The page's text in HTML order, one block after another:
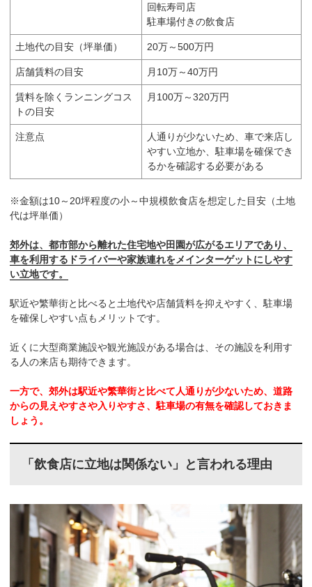
回転寿司店
駐車場付きの飲食店
土地代の目安（坪単価） 20万～500万円
店舗賃料の目安 月10万～40万円
賃料を除くランニングコス
トの目安
月100万～320万円
注意点
人通りが少ないため、車で来店し
やすい立地か、駐車場を確保でき
るかを確認する必要がある
※金額は10～20坪程度の小～中規模飲食店を想定した目安（土地
代は坪単価）
郊外は、都市部から離れた住宅地や田園が広がるエリアであり、
車を利用するドライバーや家族連れをメインターゲットにしやす
い立地です。
駅近や繁華街と比べると土地代や店舗賃料を抑えやすく、駐車場
を確保しやすい点もメリットです。
近くに大型商業施設や観光施設がある場合は、その施設を利用す
る人の来店も期待できます。
一方で、郊外は駅近や繁華街と比べて人通りが少ないため、道路
からの見えやすさや入りやすさ、駐車場の有無を確認しておきま
しょう。
「飲食店に立地は関係ない」と言われる理由